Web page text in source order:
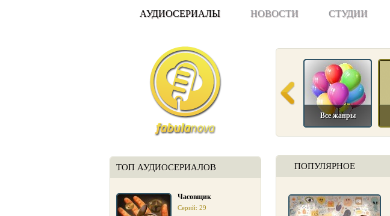
АУДИОСЕРИАЛЫ НОВОСТИ СТУДИИ
ТОП АУДИОСЕРИАЛОВ
Часовщик
Серий: 29
Все жанры
ПОПУЛЯРНОЕ